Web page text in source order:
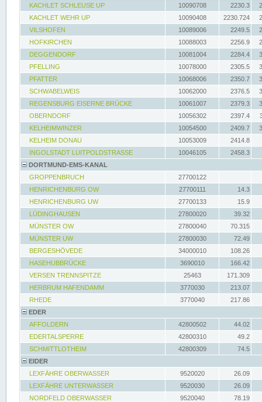
KACHLET SCHLEUSE UP
10090708 2230.3
KACHLET WEHR UP
10090408 2230.724
VILSHOFEN
10089006 2249.5
HOFKIRCHEN
10088003 2256.9
DEGGENDORF
10081004 2284.4
PFELLING
10078000 2305.5
PFATTER
10068006 2350.7
SCHWABELWEIS
10062000 2376.5
REGENSBURG EISERNE BRÜCKE
10061007 2379.3
OBERNDORF
10056302 2397.4
KELHEIMWINZER
10054500 2409.7
KELHEIM DONAU
10053009
2414.8
INGOLSTADT LUITPOLDSTRASSE
10046105
2458.3
DORTMUND-EMS-KANAL
GROPPENBRUCH
27700122
HENRICHENBURG OW
27700111
14.3
HENRICHENBURG UW
27700133
15.9
LÜDINGHAUSEN
27800020
39.32
MÜNSTER OW
27800040
70.315
MÜNSTER UW
27800030
72.49
BERGESHÖVEDE
34000010
108.26
HASEHUBBRÜCKE
3690010
166.42
VERSEN TRENNSPITZE
25463
171.309
HERBRUM HAFENDAMM
3770030
213.07
RHEDE
3770040
217.86
EDER
AFFOLDERN
42800502
44.02
EDERTALSPERRE
42800310
49.2
SCHMITTLOTHEIM
42800309
74.5
EIDER
LEXFÄHRE OBERWASSER
9520020
26.09
LEXFÄHRE UNTERWASSER
9520030
26.09
NORDFELD OBERWASSER
9520040
78.19